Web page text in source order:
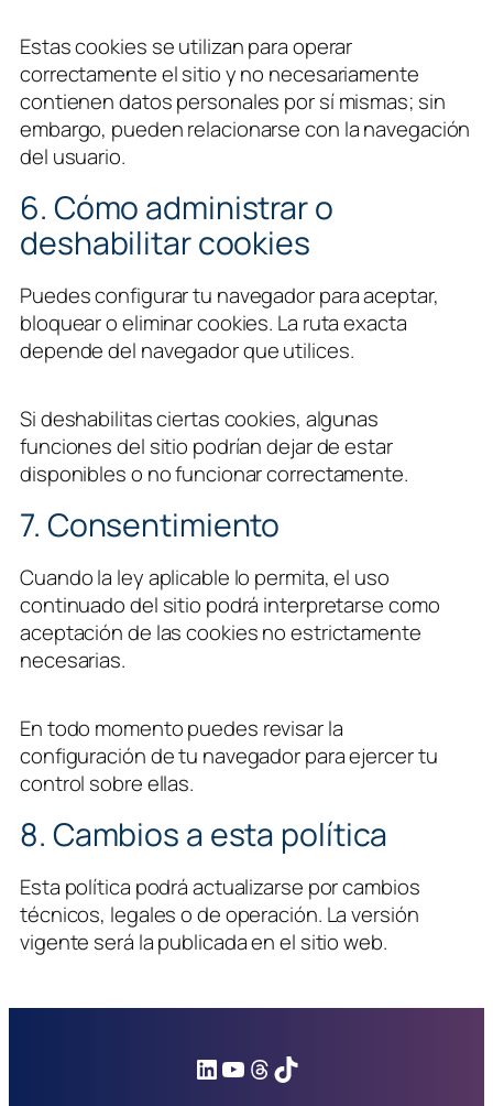
Estas cookies se utilizan para operar
correctamente el sitio y no necesariamente
contienen datos personales por sí mismas; sin
embargo, pueden relacionarse con la navegación
del usuario.
6. Cómo administrar o
deshabilitar cookies
Puedes configurar tu navegador para aceptar,
bloquear o eliminar cookies. La ruta exacta
depende del navegador que utilices.
Si deshabilitas ciertas cookies, algunas
funciones del sitio podrían dejar de estar
disponibles o no funcionar correctamente.
7. Consentimiento
Cuando la ley aplicable lo permita, el uso
continuado del sitio podrá interpretarse como
aceptación de las cookies no estrictamente
necesarias.
En todo momento puedes revisar la
configuración de tu navegador para ejercer tu
control sobre ellas.
8. Cambios a esta política
Esta política podrá actualizarse por cambios
técnicos, legales o de operación. La versión
vigente será la publicada en el sitio web.
LinkedIn
YouTube
Threads
TikTok